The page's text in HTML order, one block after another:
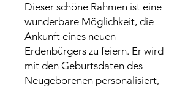
Dieser schöne Rahmen ist eine
wunderbare Möglichkeit, die
Ankunft eines neuen
Erdenbürgers zu feiern. Er wird
mit den Geburtsdaten des
Neugeborenen personalisiert,